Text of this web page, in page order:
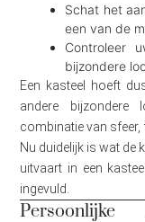
Schat het
een van de
Controleer
bijzondere
Een kasteel hoeft
andere
combinatie van sfeer,
Nu duidelijk is wat de
uitvaart in een
ingevuld.